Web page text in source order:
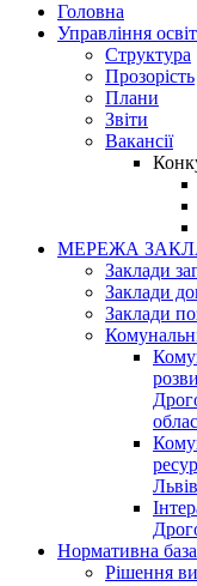
Головна
Управління
Структура
Прозорість
Плани
Звіти
Вакансії
МЕРЕЖА
Заклади
Заклади
Заклади
Нормативна база
Рішення